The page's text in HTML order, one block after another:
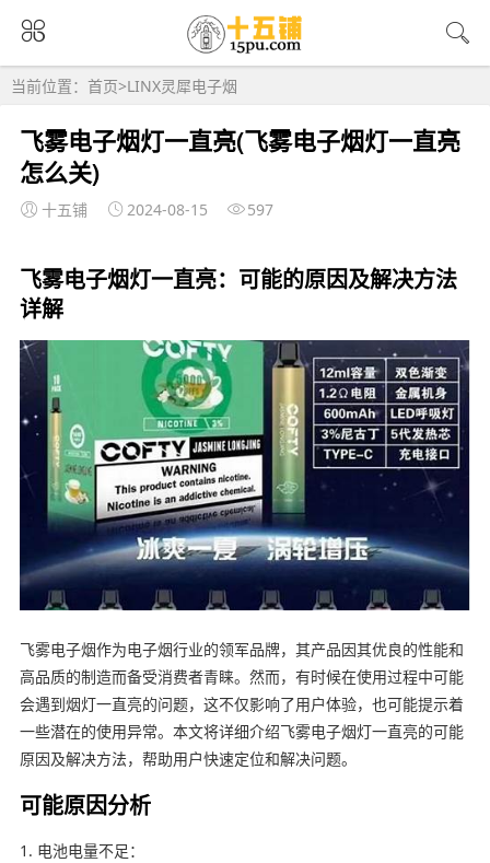
当前位置： 首页>LINX灵犀电子烟
飞雾电子烟灯一直亮(飞雾电子烟灯一直亮
怎么关)
十五铺 2024-08-15 597
飞雾电子烟灯一直亮：可能的原因及解决方法
详解
飞雾电子烟作为电子烟行业的领军品牌，其产品因其优良的性能和
高品质的制造而备受消费者青睐。然而，有时候在使用过程中可能
会遇到烟灯一直亮的问题，这不仅影响了用户体验，也可能提示着
一些潜在的使用异常。本文将详细介绍飞雾电子烟灯一直亮的可能
原因及解决方法，帮助用户快速定位和解决问题。
可能原因分析
1. 电池电量不足：